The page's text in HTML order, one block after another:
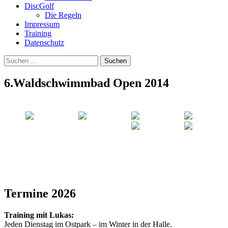
DiscGolf
Die Regeln
Impressum
Training
Datenschutz
Suchen
nach:
6.Waldschwimmbad Open 2014
Termine 2026
Training mit Lukas:
Jeden Dienstag im Ostpark – im Winter in der Halle.